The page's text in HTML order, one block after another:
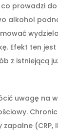
prowadzi
alkohol
Efekt ten
z istniejącą
uwagę na
(CRP,